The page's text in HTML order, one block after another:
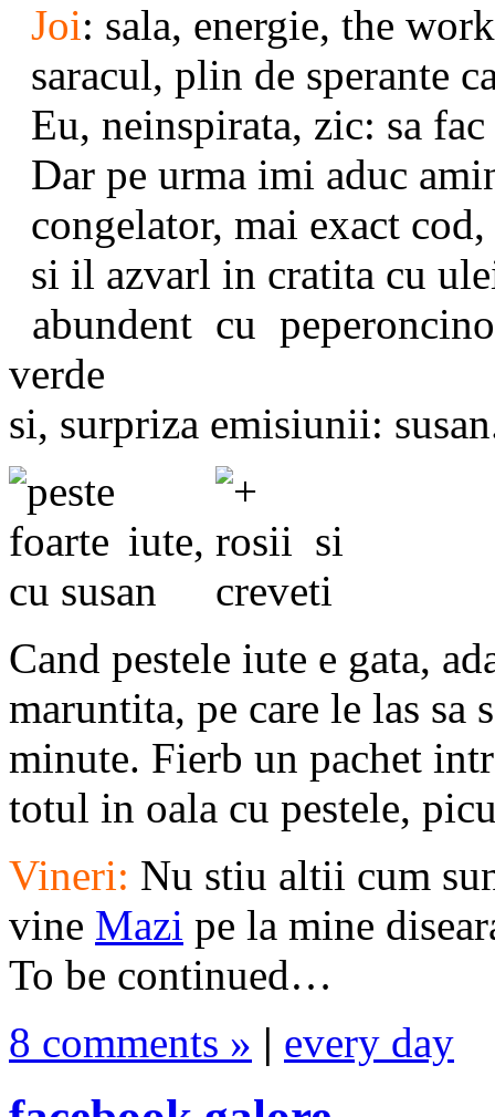
Joi: sala, energie, the
saracul, plin de sperante
Eu, neinspirata, zic: sa
Dar pe urma imi aduc
congelator, mai exact
si il azvarl in cratita cu
abundent cu
verde
si, surpriza emisiunii:
Cand pestele iute e gata,
maruntita, pe care le las sa
minute. Fierb un pachet
totul in oala cu pestele,
Vineri: Nu stiu altii cum
vine Mazi pe la mine
To be continued…
8 comments » | every day